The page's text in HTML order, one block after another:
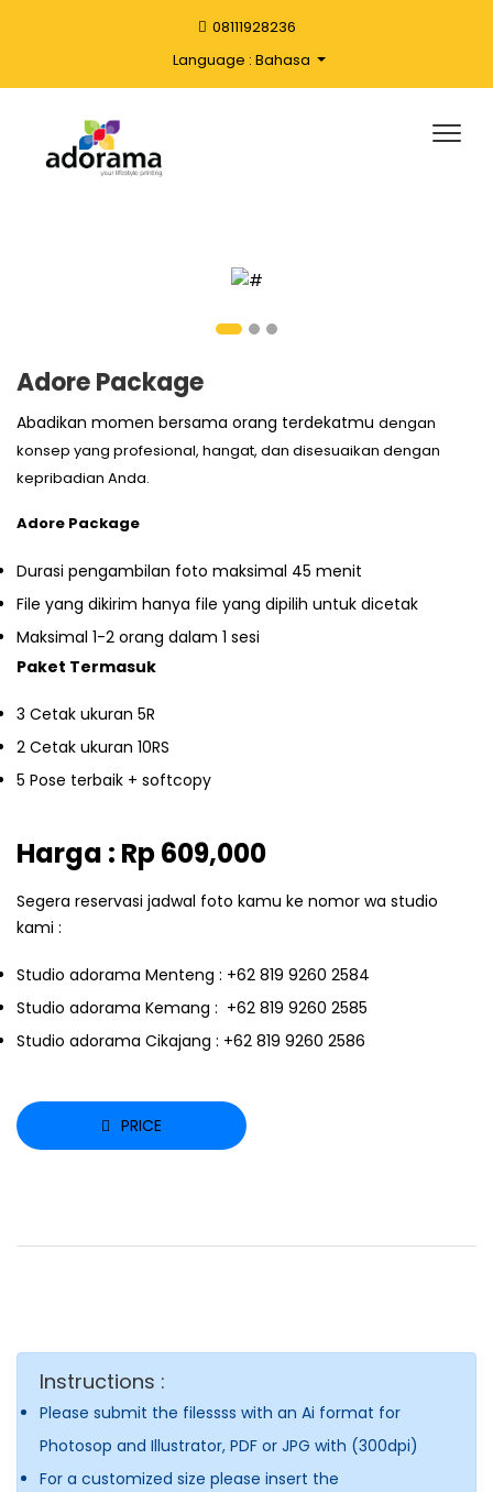
08111928236
Language : Bahasa
Adore Package
Abadikan momen bersama orang terdekatmu dengan
konsep yang profesional, hangat, dan disesuaikan dengan
kepribadian Anda.
Adore Package
Durasi pengambilan foto maksimal 45 menit
File yang dikirim hanya file yang dipilih untuk dicetak
Maksimal 1-2 orang dalam 1 sesi
Paket Termasuk
3 Cetak ukuran 5R
2 Cetak ukuran 10RS
5 Pose terbaik + softcopy
Harga : Rp 609,000
Segera reservasi jadwal foto kamu ke nomor wa studio
kami :
Studio adorama Menteng : +62 819 9260 2584
Studio adorama Kemang : +62 819 9260 2585
Studio adorama Cikajang : +62 819 9260 2586
PRICE
Instructions :
Please submit the filessss with an Ai format for
Photosop and Illustrator, PDF or JPG with (300dpi)
For a customized size please insert the